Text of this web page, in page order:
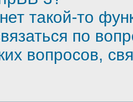
такой-то
по
вопросов,